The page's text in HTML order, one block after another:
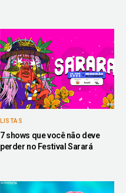
LISTAS
7 shows que você não deve
perder no Festival Sarará